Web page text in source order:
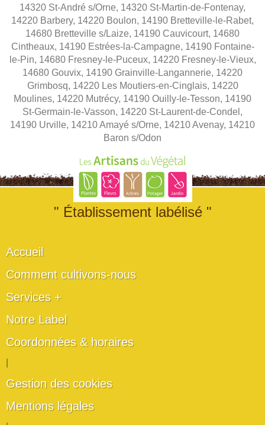
14320 St-André s/Orne, 14320 St-Martin-de-Fontenay,
14220 Barbery, 14220 Boulon, 14190 Bretteville-le-Rabet,
14680 Bretteville s/Laize, 14190 Cauvicourt, 14680
Cintheaux, 14190 Estrées-la-Campagne, 14190 Fontaine-
le-Pin, 14680 Fresney-le-Puceux, 14220 Fresney-le-Vieux,
14680 Gouvix, 14190 Grainville-Langannerie, 14220
Grimbosq, 14220 Les Moutiers-en-Cinglais, 14220
Moulines, 14220 Mutrécy, 14190 Ouilly-le-Tesson, 14190
St-Germain-le-Vasson, 14220 St-Laurent-de-Condel,
14190 Urville, 14210 Amayé s/Orne, 14210 Avenay, 14210
Baron s/Odon
" Établissement labélisé "
Accueil
Comment cultivons-nous
Services +
Notre Label
Coordonnées & horaires
Gestion des cookies
Mentions légales